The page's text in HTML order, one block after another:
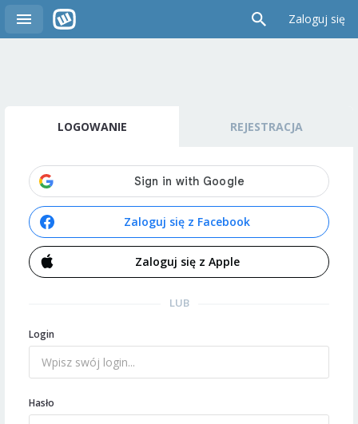
Zaloguj się
LOGOWANIE REJESTRACJA
Zaloguj się z Facebook
Zaloguj się z Apple
LUB
Login
Hasło